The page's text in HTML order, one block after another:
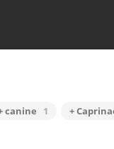
canine 1 +